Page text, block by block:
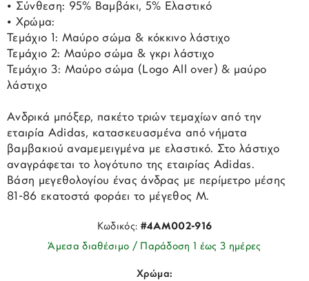
• Σύνθεση: 95% Βαμβάκι, 5% Ελαστικό
• Χρώμα:
Τεμάχιο 1: Μαύρο σώμα & κόκκινο λάστιχο
Τεμάχιο 2: Μαύρο σώμα & γκρι λάστιχο
Τεμάχιο 3: Μαύρο σώμα (Logo All over) & μαύρο
λάστιχο
Ανδρικά μπόξερ, πακέτο τριών τεμαχίων από την
εταιρία Adidas, κατασκευασμένα από νήματα
βαμβακιού αναμεμειγμένα με ελαστικό. Στο λάστιχο
αναγράφεται το λογότυπο της εταιρίας Adidas.
Βάση μεγεθολογίου ένας άνδρας με περίμετρο μέσης
81-86 εκατοστά φοράει το μέγεθος M.
Κωδικός: #4AM002-916
Άμεσα διαθέσιμο / Παράδοση 1 έως 3 ημέρες
Χρώμα: